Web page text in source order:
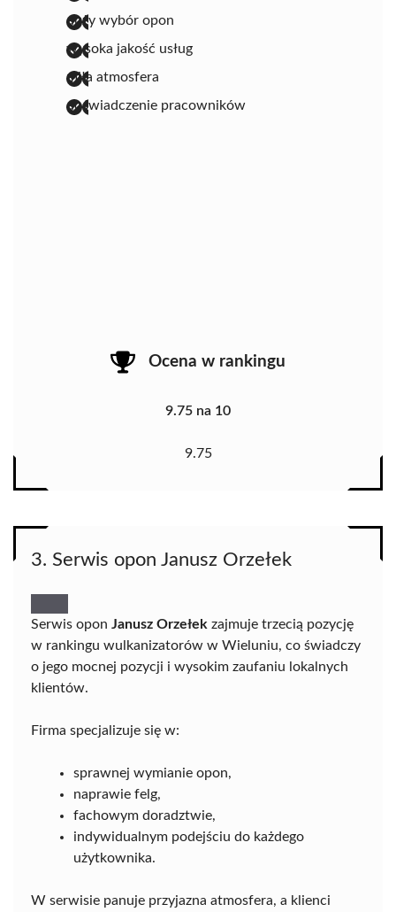
duży wybór opon
wysoka jakość usług
miła atmosfera
doświadczenie pracowników
Ocena w rankingu
9.75 na 10
9.75
3. Serwis opon Janusz Orzełek
Serwis opon Janusz Orzełek zajmuje trzecią pozycję
w rankingu wulkanizatorów w Wieluniu, co świadczy
o jego mocnej pozycji i wysokim zaufaniu lokalnych
klientów.
Firma specjalizuje się w:
sprawnej wymianie opon,
naprawie felg,
fachowym doradztwie,
indywidualnym podejściu do każdego
użytkownika.
W serwisie panuje przyjazna atmosfera, a klienci